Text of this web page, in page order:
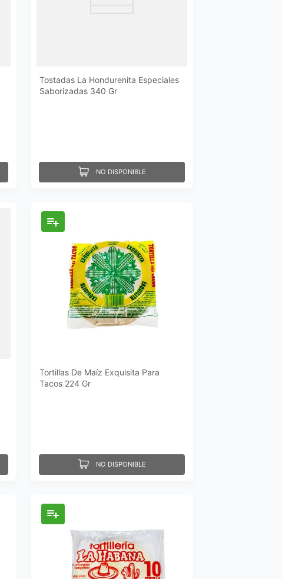
Tostadas La Hondurenita Especiales
Saborizadas 340 Gr
NO DISPONIBLE
Tortillas De Maíz Exquisita Para
Tacos 224 Gr
NO DISPONIBLE